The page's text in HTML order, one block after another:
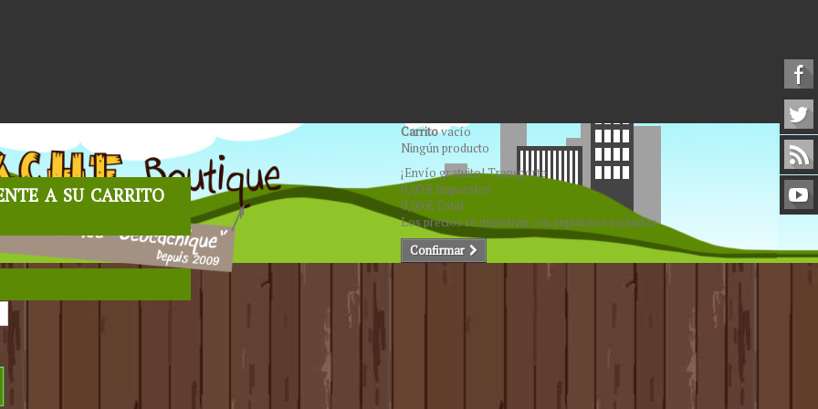
Carritovacío
Ningún producto
¡Envío gratuito!Transporte
0,00 € Impuestos
0,00 €Total
Los precios se muestran con impuestos incluidos
Confirmar
a su carrito